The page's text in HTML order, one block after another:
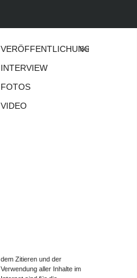
VERÖFFENTLICHUNGEN
INTERVIEW
FOTOS
VIDEO
Bei
dem Zitieren und der
Verwendung aller Inhalte im